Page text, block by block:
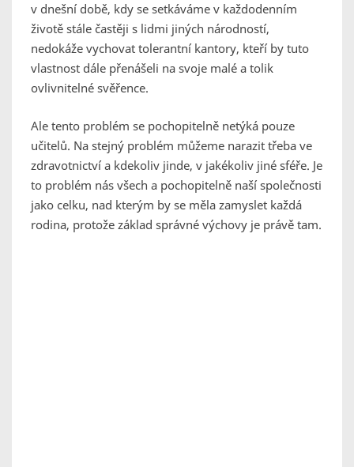
v dnešní době, kdy se setkáváme v každodenním
životě stále častěji s lidmi jiných národností,
nedokáže vychovat tolerantní kantory, kteří by tuto
vlastnost dále přenášeli na svoje malé a tolik
ovlivnitelné svěřence.
Ale tento problém se pochopitelně netýká pouze
učitelů. Na stejný problém můžeme narazit třeba ve
zdravotnictví a kdekoliv jinde, v jakékoliv jiné sféře. Je
to problém nás všech a pochopitelně naší společnosti
jako celku, nad kterým by se měla zamyslet každá
rodina, protože základ správné výchovy je právě tam.